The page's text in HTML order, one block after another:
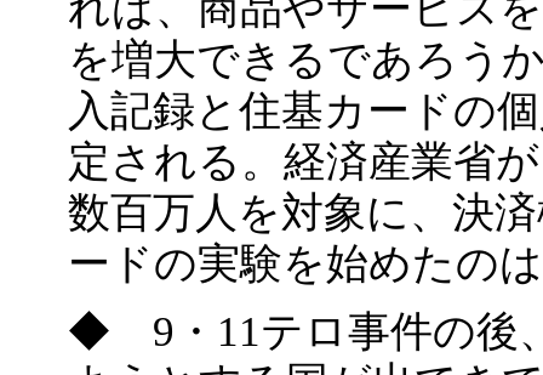
を増大できるであろう
入記録と住基カードの
定される。経済産業省
数百万人を対象に、決
ードの実験を始めたの
◆ 9・11テロ事件の後